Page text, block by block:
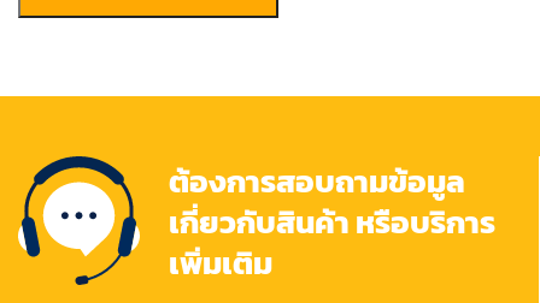
ต้องการสอบถามข้อมูล
เกี่ยวกับสินค้า หรือบริการ
เพิ่มเติม